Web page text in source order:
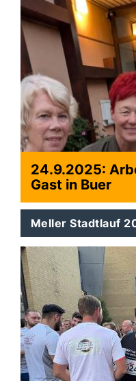
24.9.2025:
Gast in Buer
Meller Stadtlauf